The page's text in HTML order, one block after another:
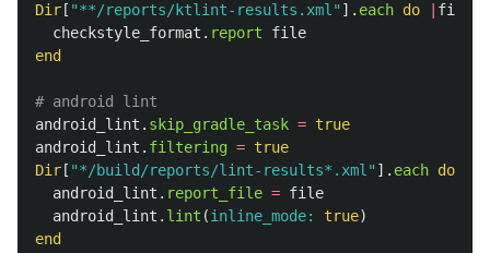
Dir [ "**/reports/ktlint-results.xml" ]. each do file
checkstyle_format . report
file
end
# android lint
android_lint . skip_gradle_task = true
android_lint . filtering = true
Dir [ "*/build/reports/lint-results*.xml" ]. each do
android_lint . report_file = file
android_lint . lint (inline_mode: true)
end